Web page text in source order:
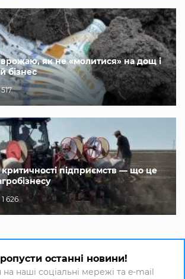
як не «молитися» на дощ і
бізнес
517
критичності підприємств — що це
1 626
останні новини!
на наші соціальні мережі та e-mail